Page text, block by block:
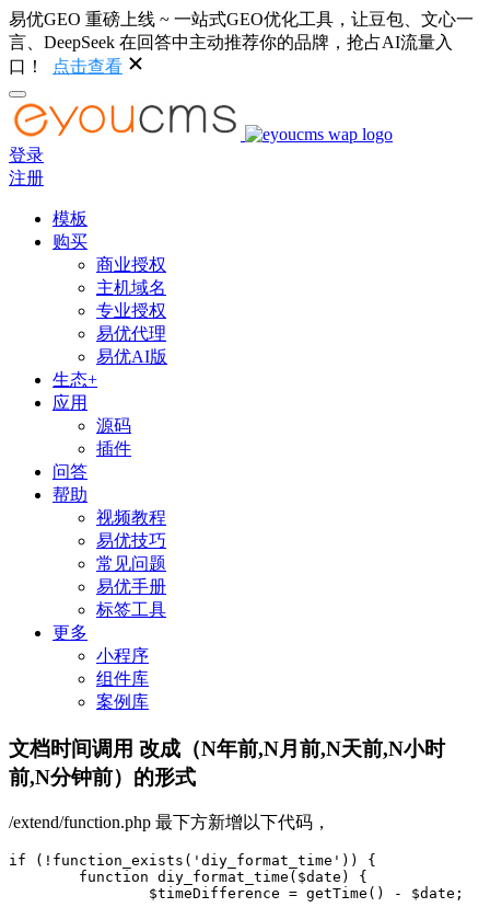
易优GEO 重磅上线 ~ 一站式GEO优化工具，让豆包、文心一
言、DeepSeek 在回答中主动推荐你的品牌，抢占AI流量入
口！
点击查看
登录
注册
模板
购买
商业授权
主机域名
专业授权
易优代理
易优AI版
生态+
应用
源码
插件
问答
帮助
视频教程
易优技巧
常见问题
易优手册
标签工具
更多
小程序
组件库
案例库
文档时间调用 改成（N年前,N月前,N天前,N小时
前,N分钟前）的形式
/extend/function.php 最下方新增以下代码，
if (!function_exists('diy_format_time')) {